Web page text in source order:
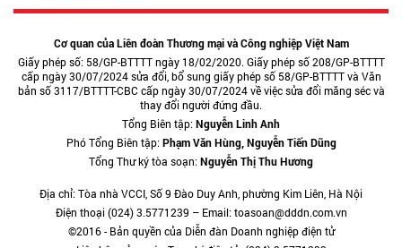
Cơ quan của Liên đoàn Thương mại và Công nghiệp Việt Nam
Giấy phép số: 58/GP-BTTTT ngày 18/02/2020. Giấy phép số 208/GP-BTTTT
cấp ngày 30/07/2024 sửa đổi, bổ sung giấy phép số 58/GP-BTTTT và Văn
bản số 3117/BTTTT-CBC cấp ngày 30/07/2024 về việc sửa đổi măng séc và
thay đổi người đứng đầu.
Tổng Biên tập:Nguyễn Linh Anh
Phó Tổng Biên tập:Phạm Văn Hùng, Nguyễn Tiến Dũng
Tổng Thư ký tòa soạn:Nguyễn Thị Thu Hương
Địa chỉ: Tòa nhà VCCI, Số 9 Đào Duy Anh, phường Kim Liên, Hà Nội
Điện thoại (024) 3.5771239 – Email: toasoan@dddn.com.vn
©2016 - Bản quyền của Diễn đàn Doanh nghiệp điện tử